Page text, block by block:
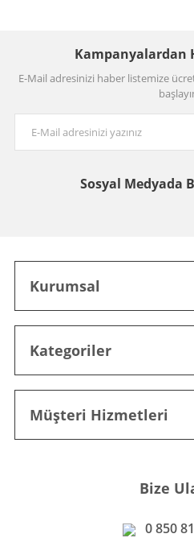
Kampanyalardan
E-Mail adresinizi haber listemize
Sosyal Medyada
Kurumsal
Kategoriler
Müşteri Hizmetleri
Bize
0 850